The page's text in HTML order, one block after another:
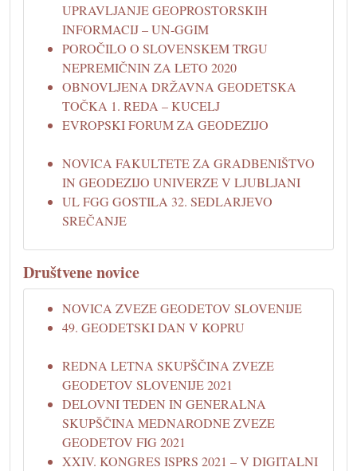
UPRAVLJANJE GEOPROSTORSKIH
INFORMACIJ – UN-GGIM
POROČILO O SLOVENSKEM TRGU
NEPREMIČNIN ZA LETO 2020
OBNOVLJENA DRŽAVNA GEODETSKA
TOČKA 1. REDA – KUCELJ
EVROPSKI FORUM ZA GEODEZIJO
NOVICA FAKULTETE ZA GRADBENIŠTVO
IN GEODEZIJO UNIVERZE V LJUBLJANI
UL FGG GOSTILA 32. SEDLARJEVO
SREČANJE
Društvene novice
NOVICA ZVEZE GEODETOV SLOVENIJE
49. GEODETSKI DAN V KOPRU
REDNA LETNA SKUPŠČINA ZVEZE
GEODETOV SLOVENIJE 2021
DELOVNI TEDEN IN GENERALNA
SKUPŠČINA MEDNARODNE ZVEZE
GEODETOV FIG 2021
XXIV. KONGRES ISPRS 2021 – V DIGITALNI